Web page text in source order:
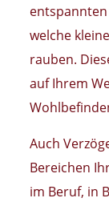
welche
rauben.
auf Ihrem
Auch
Bereichen
im Beruf, in